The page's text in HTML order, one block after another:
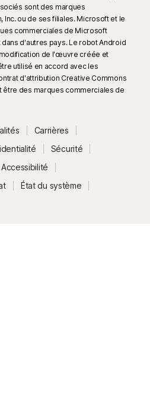
sont des marques
Inc. ou de ses filiales. Microsoft et le
commerciales de Microsoft
d'autres pays. Le robot Android
de l'œuvre créée et
utilisé en accord avec les
d'attribution Creative Commons
être des marques commerciales de
Carrières
Sécurité
Accessibilité
État du système